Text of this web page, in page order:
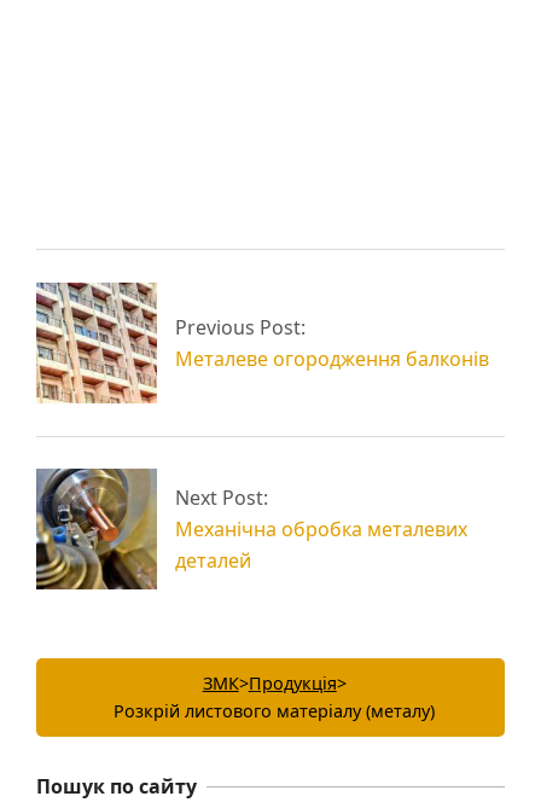
Різка листового
металу
різання металу
Previous Post:
Металеве огородження балконів
Next Post:
Механічна обробка металевих
деталей
ЗМК>Продукція>
Розкрій листового матеріалу (металу)
Пошук по сайту